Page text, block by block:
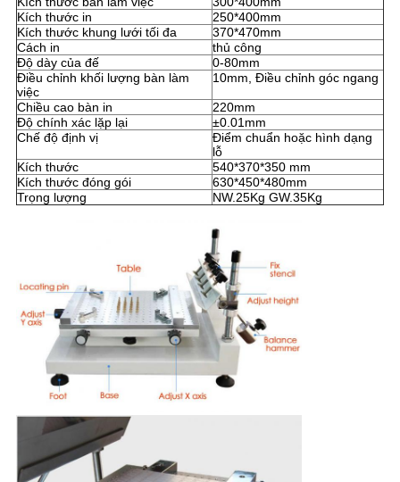
Kích thước in
250*400mm
Kích thước khung lưới tối đa
370*470mm
Cách in
thủ công
Độ dày của đế
0-80mm
Điều chỉnh khối lượng bàn làm
việc
10mm, Điều chỉnh góc ngang
Chiều cao bàn in
220mm
Độ chính xác lặp lại
±0.01mm
Chế độ định vị
Điểm chuẩn hoặc hình dạng
lỗ
Kích thước
540*370*350 mm
Kích thước đóng gói
630*450*480mm
Trọng lượng
NW.25Kg GW.35Kg